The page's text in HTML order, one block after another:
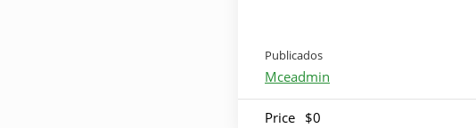
Publicados
Mceadmin
Price $0